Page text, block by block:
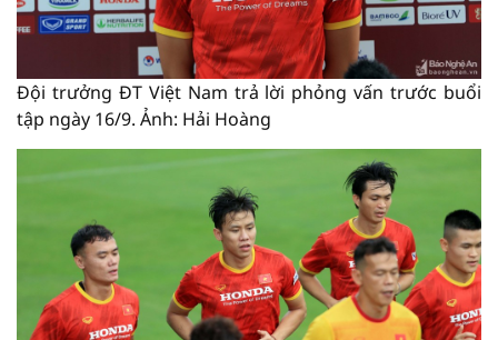
Đội trưởng ĐT Việt Nam trả lời phỏng vấn trước buổi
tập ngày 16/9. Ảnh: Hải Hoàng